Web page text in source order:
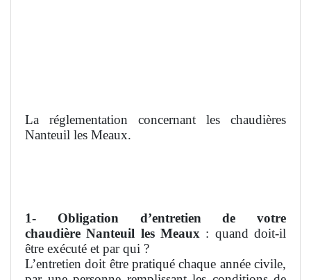
La réglementation concernant les chaudières
Nanteuil les Meaux.
1- Obligation d’entretien de votre
chaudièreNanteuil les Meaux : quand doit-il
être exécuté et par qui ?
L’entretien doit être pratiqué chaque année civile,